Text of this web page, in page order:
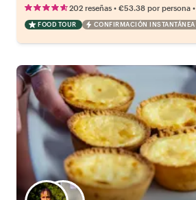
202 reseñas • €53.38 por persona •
FOOD TOUR CONFIRMACIÓN INSTANTÁNEA